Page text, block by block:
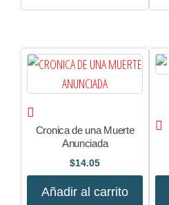
Cronica de una Muerte
Anunciada
$14.05
Añadir al carrito